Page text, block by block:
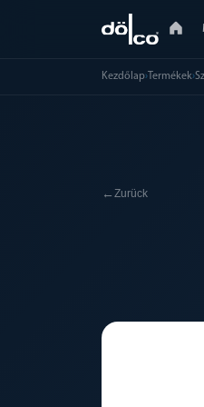
Kezdőlap› Termékek›
← Zurück